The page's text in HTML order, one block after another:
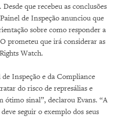
que recebeu as conclusões
de Inspeção anunciou que
sobre como responder a
prometeu que irá considerar as
Watch.
Inspeção e da Compliance
do risco de represálias e
ótimo sinal”, declarou Evans. “A
seguir o exemplo dos seus